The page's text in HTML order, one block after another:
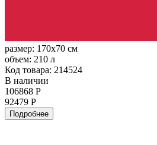
размер: 170x70 см
объем: 210 л
Код товара: 214524
В наличии
106868 Р
92479 Р
Подробнее